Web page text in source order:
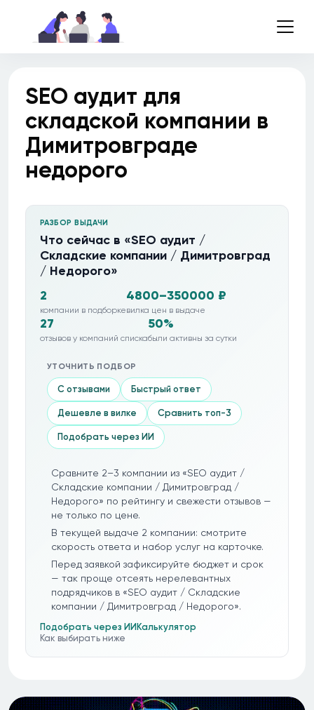
SEO аудит для
складской компании в
Димитровграде
недорого
РАЗБОР ВЫДАЧИ
Что сейчас в «SEO аудит /
Складские компании / Димитровград
/ Недорого»
2
компании в подборке
4800–350000 ₽
вилка цен в выдаче
27
отзывов у компаний списка
50%
были активны за сутки
УТОЧНИТЬ ПОДБОР
С отзывами Быстрый ответ
Дешевле в вилке Сравнить топ-3
Подобрать через ИИ
Сравните 2–3 компании из «SEO аудит /
Складские компании / Димитровград /
Недорого» по рейтингу и свежести отзывов —
не только по цене.
В текущей выдаче 2 компании: смотрите
скорость ответа и набор услуг на карточке.
Перед заявкой зафиксируйте бюджет и срок
— так проще отсеять нерелевантных
подрядчиков в «SEO аудит / Складские
компании / Димитровград / Недорого».
Подобрать через ИИ Калькулятор
Как выбирать ниже